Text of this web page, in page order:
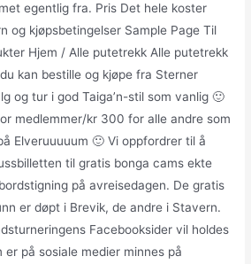
egentlig fra. Pris Det hele koster
og kjøpsbetingelser Sample Page Til
Hjem / Alle putetrekk Alle putetrekk
kan bestille og kjøpe fra Sterner
og tur i god Taiga’n-stil som vanlig 🙂
medlemmer/kr 300 for alle andre som
Elveruuuuum 🙂 Vi oppfordrer til å
til gratis bonga cams ekte
på avreisedagen. De gratis
er døpt i Brevik, de andre i Stavern.
Facebooksider vil holdes
på sosiale medier minnes på